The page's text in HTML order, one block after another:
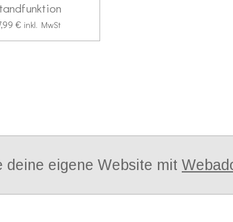
€ inkl. MwSt
deine eigene Website mit